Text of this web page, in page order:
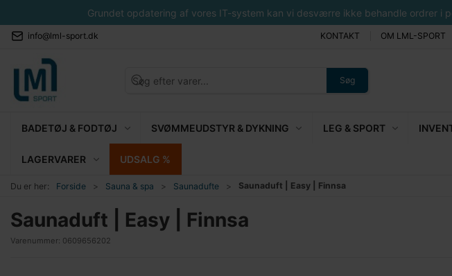
Grundet opdatering af vores IT-system kan vi desværre ikke behandle ordrer i
info@lml-sport.dk KONTAKT OM LML-SPORT
Søg
BADETØJ & FODTØJ SVØMMEUDSTYR & DYKNING LEG & SPORT
LAGERVARER UDSALG %
Du er her: Forside Sauna & spa Saunadufte Saunaduft | Easy | Finnsa
Saunaduft | Easy | Finnsa
Varenummer: 0609656202